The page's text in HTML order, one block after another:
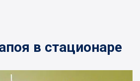
в стационаре